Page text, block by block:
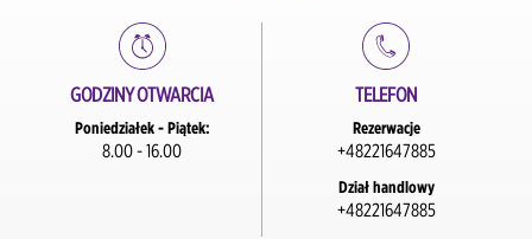
GODZINY OTWARCIA
Poniedziałek - Piątek:
8.00 - 16.00
TELEFON
Rezerwacje
+48221647885
Dział handlowy
+48221647885